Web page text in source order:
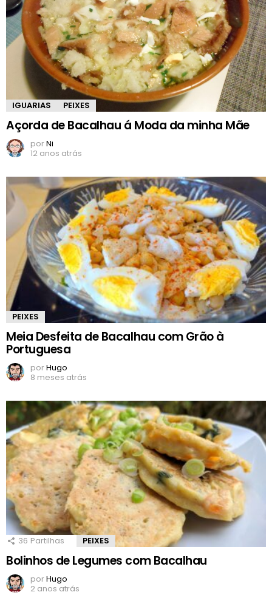
IGUARIAS PEIXES
Açorda de Bacalhau á Moda da minha Mãe
porNi
12 anos atrás
PEIXES
Meia Desfeita de Bacalhau com Grão à
Portuguesa
porHugo
8 meses atrás
36 Partilhas PEIXES
Bolinhos de Legumes com Bacalhau
porHugo
2 anos atrás